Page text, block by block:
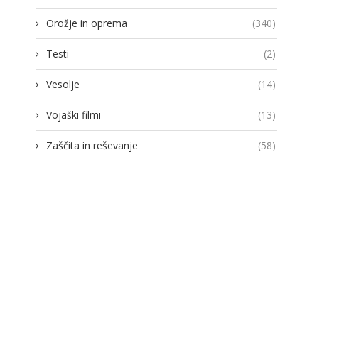
Orožje in oprema (340)
Testi (2)
Vesolje (14)
Vojaški filmi (13)
Zaščita in reševanje (58)